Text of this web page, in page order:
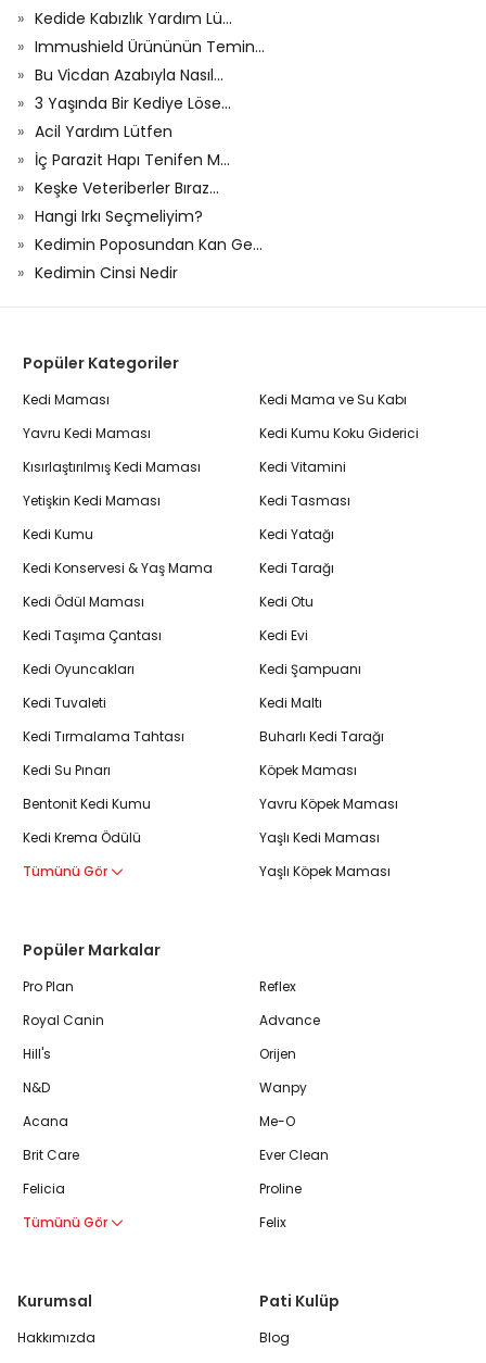
Kedide Kabızlık Yardım Lü...
Immushield Ürününün Temin...
Bu Vicdan Azabıyla Nasıl...
3 Yaşında Bir Kediye Löse...
Acil Yardım Lütfen
İç Parazit Hapı Tenifen M...
Keşke Veteriberler Bıraz...
Hangi Irkı Seçmeliyim?
Kedimin Poposundan Kan Ge...
Kedimin Cinsi Nedir
Popüler Kategoriler
Kedi Maması
Yavru Kedi Maması
Kısırlaştırılmış Kedi Maması
Yetişkin Kedi Maması
Kedi Kumu
Kedi Konservesi & Yaş Mama
Kedi Ödül Maması
Kedi Taşıma Çantası
Kedi Oyuncakları
Kedi Tuvaleti
Kedi Tırmalama Tahtası
Kedi Su Pınarı
Bentonit Kedi Kumu
Kedi Krema Ödülü
Tümünü Gör
Kedi Mama ve Su Kabı
Kedi Kumu Koku Giderici
Kedi Vitamini
Kedi Tasması
Kedi Yatağı
Kedi Tarağı
Kedi Otu
Kedi Evi
Kedi Şampuanı
Kedi Maltı
Buharlı Kedi Tarağı
Köpek Maması
Yavru Köpek Maması
Yaşlı Kedi Maması
Yaşlı Köpek Maması
Popüler Markalar
Pro Plan
Royal Canin
Hill's
N&D
Acana
Brit Care
Felicia
Tümünü Gör
Reflex
Advance
Orijen
Wanpy
Me-O
Ever Clean
Proline
Felix
Kurumsal
Hakkımızda
Pati Kulüp
Blog